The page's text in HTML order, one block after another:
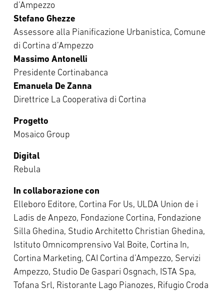
d’Ampezzo
Stefano Ghezze
Assessore alla Pianificazione Urbanistica, Comune
di Cortina d’Ampezzo
Massimo Antonelli
Presidente Cortinabanca
Emanuela De Zanna
Direttrice La Cooperativa di Cortina
Progetto
Mosaico Group
Digital
Rebula
In collaborazione con
Elleboro Editore, Cortina For Us, ULDA Union de i
Ladis de Anpezo, Fondazione Cortina, Fondazione
Silla Ghedina, Studio Architetto Christian Ghedina,
Istituto Omnicomprensivo Val Boite, Cortina In,
Cortina Marketing, CAI Cortina d’Ampezzo, Servizi
Ampezzo, Studio De Gaspari Osgnach, ISTA Spa,
Tofana Srl, Ristorante Lago Pianozes, Rifugio Croda